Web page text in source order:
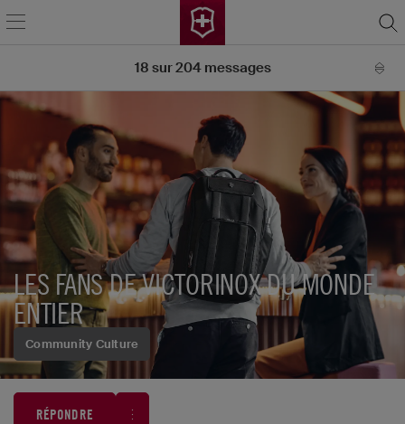
Community Culture
LES FANS DE VICTORINOX DU MONDE
ENTIER
RÉPONDRE
18 sur204messages